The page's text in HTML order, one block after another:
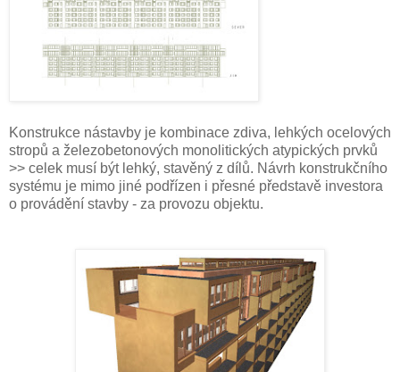
Konstrukce nástavby je kombinace zdiva, lehkých ocelových
stropů a železobetonových monolitických atypických prvků
>> celek musí být lehký, stavěný z dílů. Návrh konstrukčního
systému je mimo jiné podřízen i přesné představě investora
o provádění stavby - za provozu objektu.